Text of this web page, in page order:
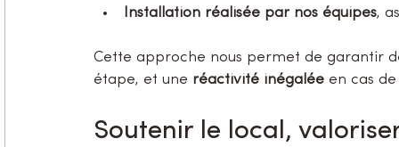
Installation réalisée par nos équipes,
Cette approche nous permet de garantir
étape, et une réactivité inégalée en cas
Soutenir le local,